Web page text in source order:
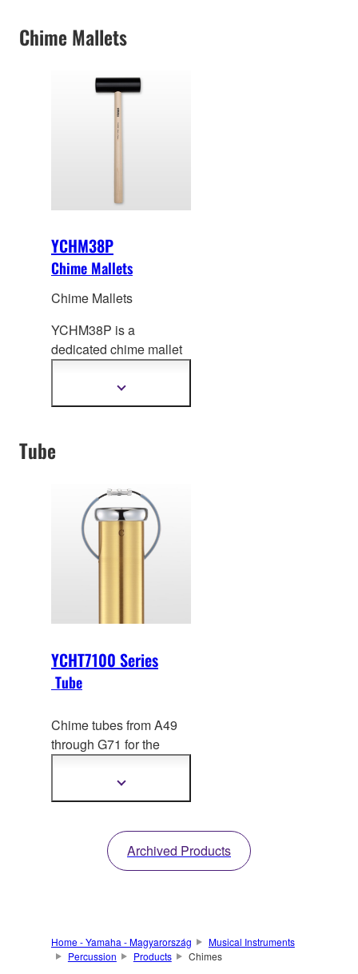
Chime Mallets
YCHM38P
Chime Mallets
Chime Mallets
YCHM38P is a
dedicated chime mallet
YCH series.Show
Tube
YCHT7100 Series
Tube
Chime tubes from A49
through G71 for the
purchased individually.
Show
Archived Products
Home - Yamaha - Magyarország
Musical Instruments
Percussion
Products Chimes